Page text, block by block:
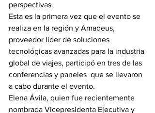
perspectivas.
Esta es la primera vez que el evento se
realiza en la región y Amadeus,
proveedor líder de soluciones
tecnológicas avanzadas para la industria
global de viajes, participó en tres de las
conferencias y paneles  que se llevaron
a cabo durante el evento.
Elena Ávila, quien fue recientemente
nombrada Vicepresidenta Ejecutiva y